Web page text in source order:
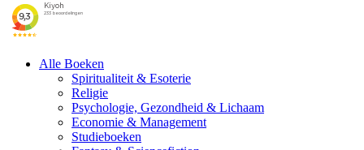
Alle Boeken
Spiritualiteit & Esoterie
Religie
Psychologie, Gezondheid & Lichaam
Economie & Management
Studieboeken